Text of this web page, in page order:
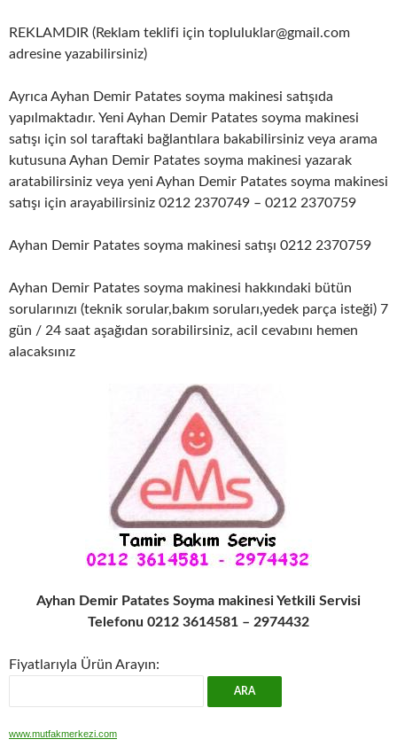
REKLAMDIR (Reklam teklifi için topluluklar@gmail.com
adresine yazabilirsiniz)
Ayrıca Ayhan Demir Patates soyma makinesi satışıda
yapılmaktadır. Yeni Ayhan Demir Patates soyma makinesi
satışı için sol taraftaki bağlantılara bakabilirsiniz veya arama
kutusuna Ayhan Demir Patates soyma makinesi yazarak
aratabilirsiniz veya yeni Ayhan Demir Patates soyma makinesi
satışı için arayabilirsiniz 0212 2370749 – 0212 2370759
Ayhan Demir Patates soyma makinesi satışı 0212 2370759
Ayhan Demir Patates soyma makinesi hakkındaki bütün
sorularınızı (teknik sorular,bakım soruları,yedek parça isteği) 7
gün / 24 saat aşağıdan sorabilirsiniz, acil cevabını hemen
alacaksınız
Ayhan Demir Patates Soyma makinesi Yetkili Servisi
Telefonu 0212 3614581 – 2974432
Fiyatlarıyla Ürün Arayın:
www.mutfakmerkezi.com